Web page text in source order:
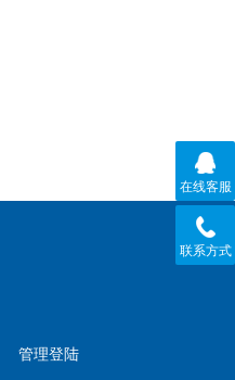
管理登陆
在线客服
联系方式